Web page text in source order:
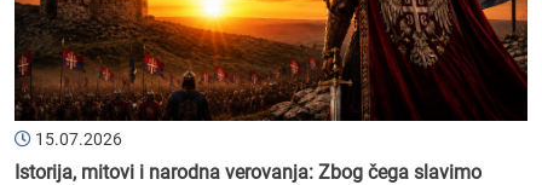
15.07.2026
Istorija, mitovi i narodna verovanja: Zbog čega slavimo